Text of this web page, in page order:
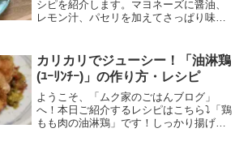
シピを紹介します。マヨネーズに醤油、
レモン汁、パセリを加えてさっぱり味に
１品となっています。
カリカリでジューシー！「油淋鶏
(ﾕｰﾘﾝﾁｰ)」の作り方・レシピ
ようこそ、「ムク家のごはんブログ」
へ！本日ご紹介するレシピはこちら⤵「鶏
もも肉の油淋鶏」です！しっかり揚げ焼